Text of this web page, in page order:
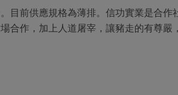
目前供應規格為薄排。信功實業是合作
合作，加上人道屠宰，讓豬走的有尊嚴